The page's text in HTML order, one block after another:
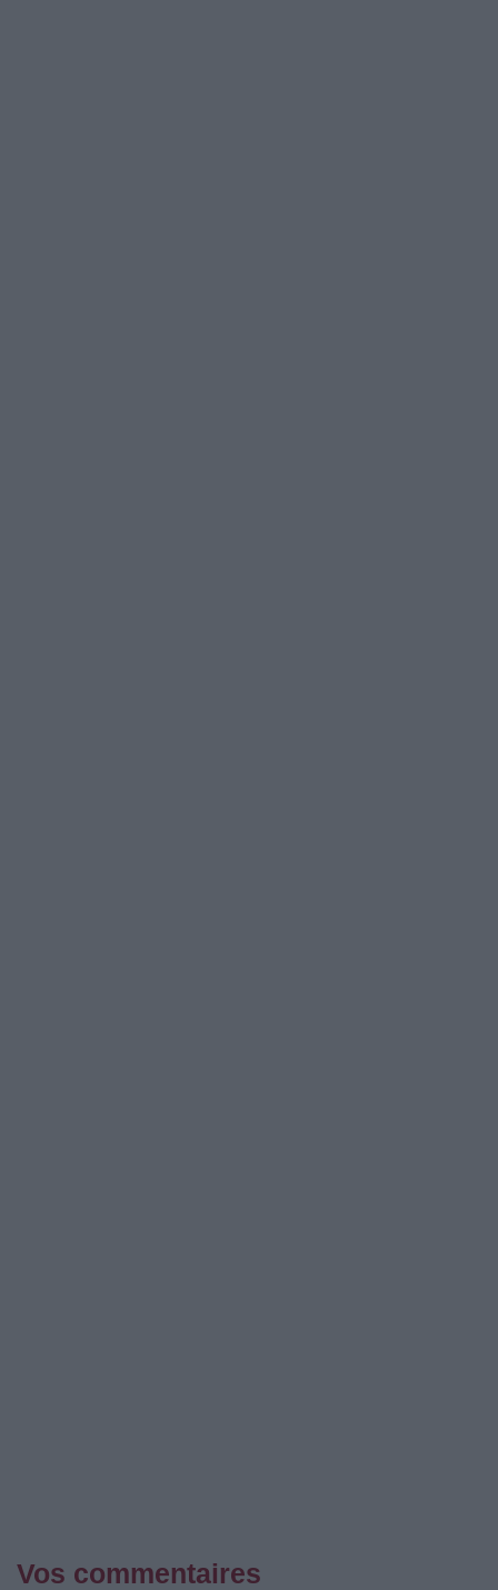
Vos commentaires